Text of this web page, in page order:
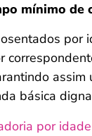
mínimo de
por
assim
básica
por